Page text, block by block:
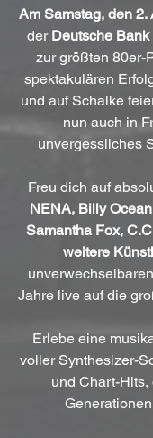
Am Samstag, den 2.
der Deutsche
zur größten 80er-
spektakulären
und auf Schalke
nun auch in
unvergessliches
Freu dich auf
NENA, Billy
Samantha Fox,
weitere
Jahre live auf die
Erlebe eine
voller Synthesizer-
und Chart-